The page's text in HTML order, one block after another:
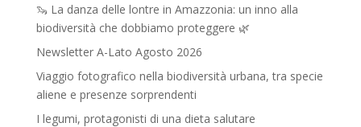
🦦 La danza delle lontre in Amazzonia: un inno alla
biodiversità che dobbiamo proteggere 🌿
Newsletter A-Lato Agosto 2026
Viaggio fotografico nella biodiversità urbana, tra specie
aliene e presenze sorprendenti
I legumi, protagonisti di una dieta salutare